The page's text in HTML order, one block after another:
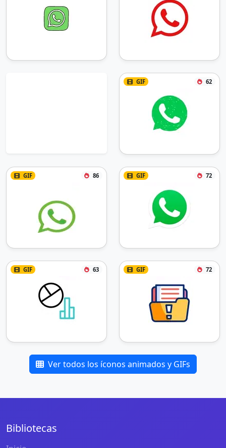
GIF 62
GIF 86 GIF 72
GIF 63 GIF 72
Ver todos los íconos animados y GIFs
Bibliotecas